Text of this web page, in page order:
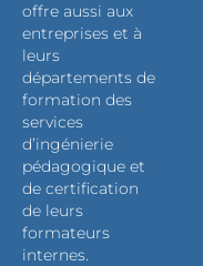
offre aussi aux
entreprises et à
leurs
départements de
formation des
services
d’ingénierie
pédagogique et
de certification
de leurs
formateurs
internes.